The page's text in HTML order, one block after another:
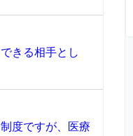
きる相手とし
度ですが、医療